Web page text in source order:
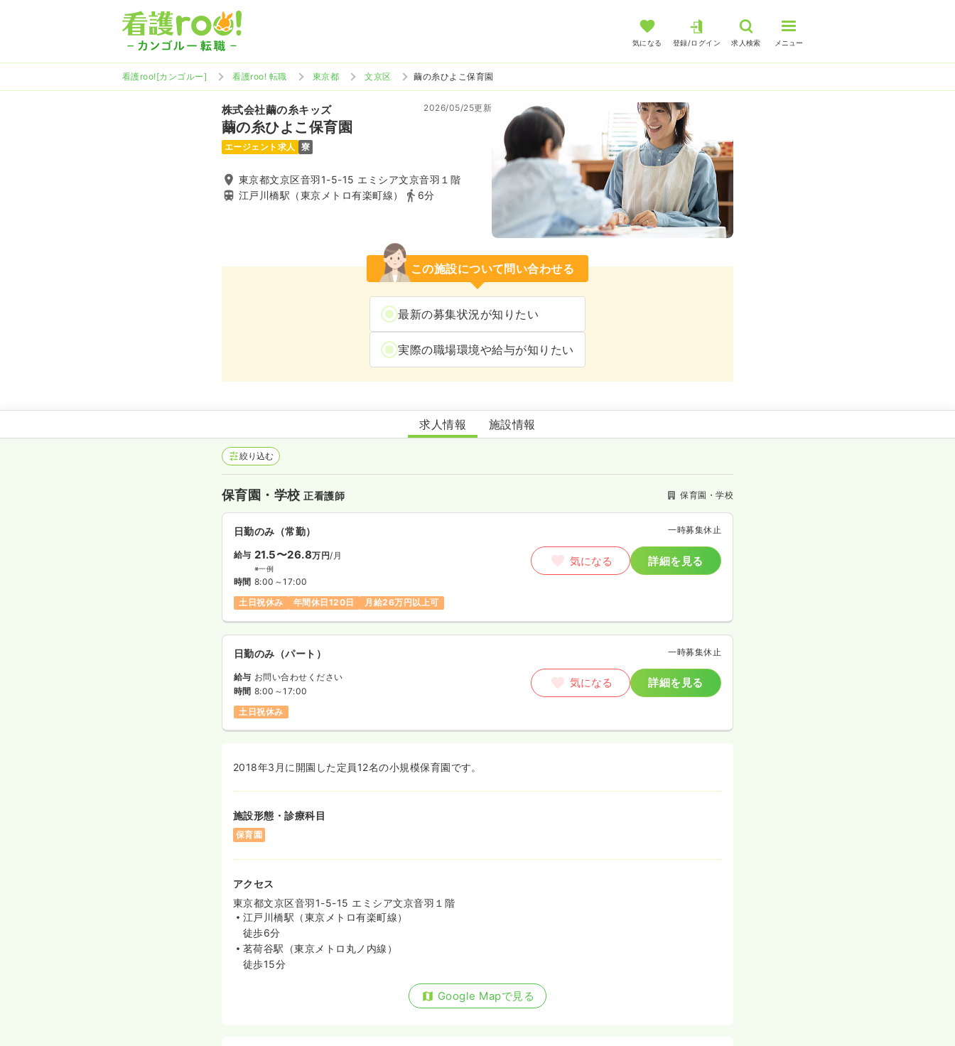
気になる 登録/ログイン 求人検索 メニュー
看護roo![カンゴルー] 看護roo! 転職 東京都 文京区 繭の糸ひよこ保育園
株式会社繭の糸キッズ
繭の糸ひよこ保育園
2026/05/25更新
エージェント求人 寮
東京都文京区音羽1-5-15 エミシア文京音羽１階
江戸川橋駅（東京メトロ有楽町線）
6分
この施設について問い合わせる
最新の募集状況が知りたい
実際の職場環境や給与が知りたい
繭の糸ひよこ保育園
求人情報 施設情報
絞り込む
保育園・学校正看護師 保育園・学校
日勤のみ（常勤） 一時募集休止
給与 21.5〜26.8万円/月
※一例
時間 8:00～17:00
土日祝休み
年間休日120日 月給26万円以上可
気になる 詳細を見る
日勤のみ（パート） 一時募集休止
給与 お問い合わせください
時間 8:00～17:00
土日祝休み
気になる 詳細を見る
2018年3月に開園した定員12名の小規模保育園です。
施設形態・診療科目
保育園
アクセス
東京都文京区音羽1-5-15 エミシア文京音羽１階
江戸川橋駅（東京メトロ有楽町線）
徒歩6分
茗荷谷駅（東京メトロ丸ノ内線）
徒歩15分
Google Mapで見る